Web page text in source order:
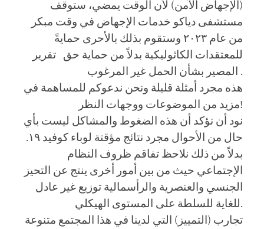
(الإجهاض الآمن) لأن الوقت يمضي، ستوقف
مستشفى دياكو خدمات الإجهاض في وقت مبكر
من عام ٢٠٢٣ وستقوم بذلك بالأحرى حمايةً
للمعتقدات الكاثوليكية بدلاً من حماية حق تقرير
المصير بشأن الحمل غير المرغوب .
هذه مجرد أمثلة قليلة ونحن ندعوكم للمساهمة في
مزيد من الموضوعات ووجهات النظر!
نود أن نؤكد أن هذه الضغوط والمشاكل ليست بأي
حال من الأحوال مجرد نتائج مؤقتة لوباء كوفيد ١٩.
بدلاً من ذلك نلاحظ تفاقم ظروف النظام
الإجتماعي حيث من بين أمور أخرى ينتج عن التحيز
الجنسي والعنصرية والرأسمالية توزيع غير عادل
للغاية للسلطة على المستوى الهيكلي.
تجارب (التمييز) التي لدينا في هذا المجتمع متنوعة